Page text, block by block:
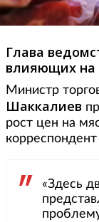
Глава
влияющих на
Министр
Шаккалиев
рост цен на
корреспондент
«Здесь